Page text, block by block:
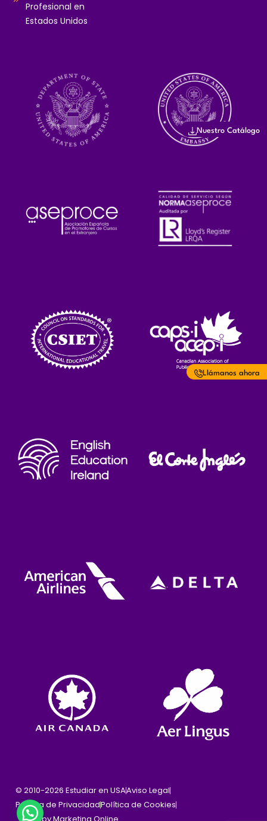
Llámanos ahora
Nuestro Catálogo
Profesional en
Estados Unidos
© 2010-2026 Estudiar en USAAviso Legal
Política de PrivacidadPolítica de Cookies